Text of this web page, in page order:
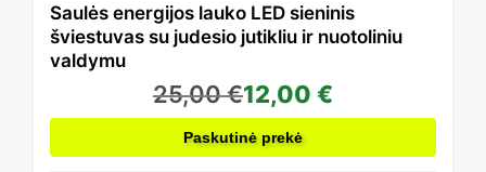
Saulės energijos lauko LED sieninis
šviestuvas su judesio jutikliu ir nuotoliniu
valdymu
25,00€12,00 €
Paskutinė prekė